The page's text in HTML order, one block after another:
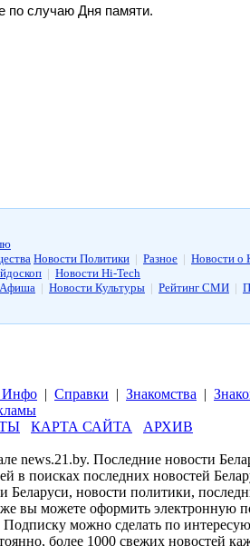
по случаю Дня памяти.
Новости Политики | Разное | Новости о
| Новости Hi-Tech
Афиша | Новости Культуры | Рейтинг СМИ |
Инфо | Справки | Знакомства |
КАРТА САЙТА
АРХИВ
news.21.by. Последние новости
в поисках последних новостей
Беларуси, новости политики,
вы можете оформить электронную
можно сделать по
более 1000 свежих новостей